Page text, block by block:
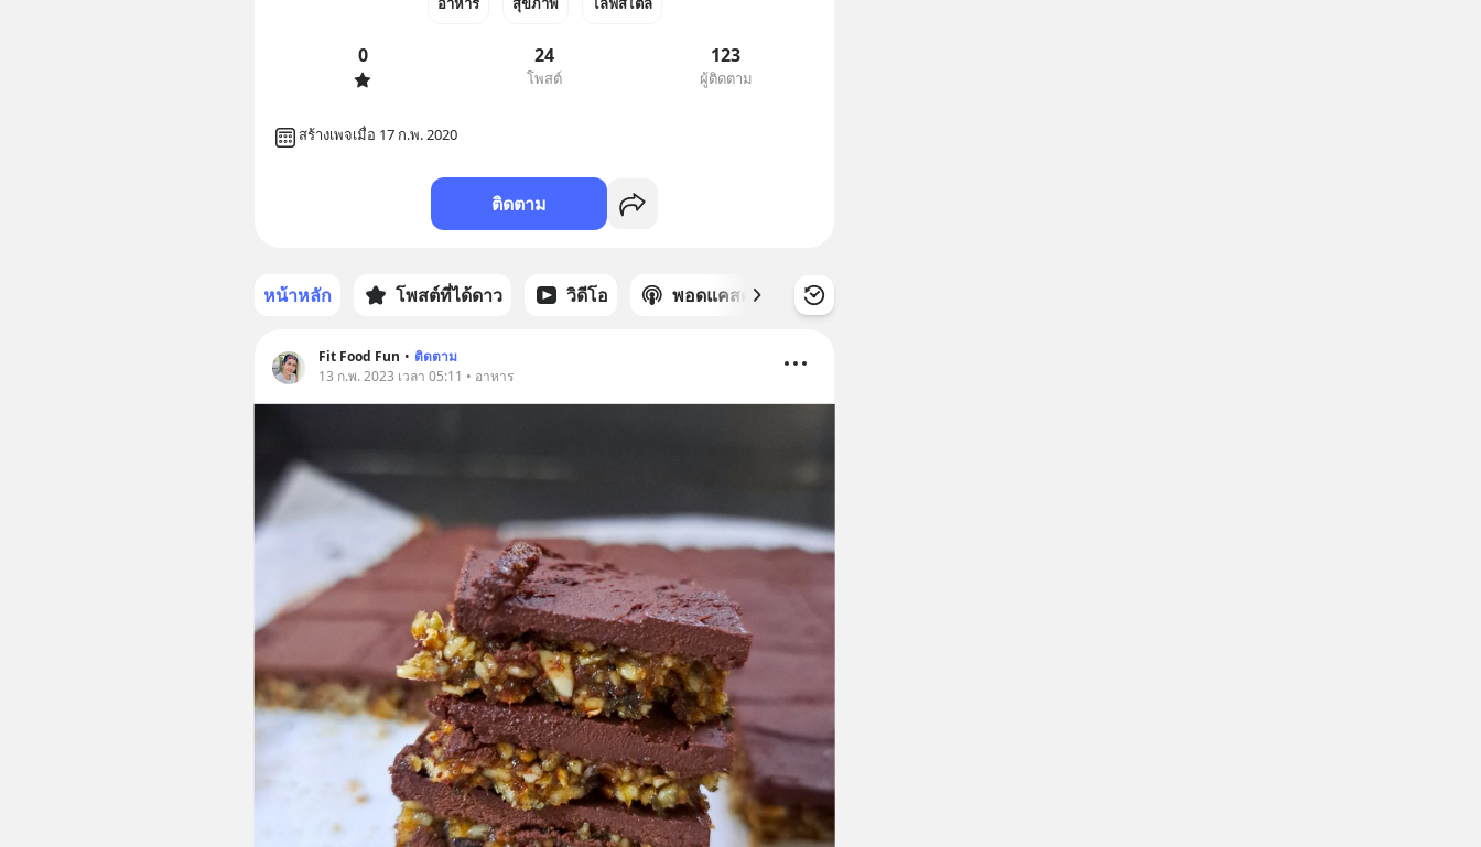
0 24
โพสต์
123
ผู้ติดตาม
สร้างเพจเมื่อ 17 ก.พ. 2020
ติดตาม
หน้าหลัก โพสต์ที่ได้ดาว วิดีโอ พอดแคสต์ ซีรีส์
Fit Food Fun • ติดตาม
13 ก.พ. 2023 เวลา 05:11 • อาหาร